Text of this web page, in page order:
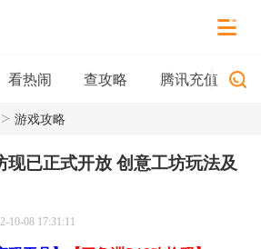
看热闹 查攻略 腾讯充值
> 游戏攻略
现已正式开放 创意工坊玩法及
10-08 17:31:11